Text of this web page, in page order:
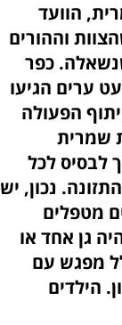
הוועד
וההורים
כפר
ערים הגיעו
הפעולה
שמרית
לבסיס לכל
נכון, יש
מטפלים
גן אחד או
מפגש עם
הילדים